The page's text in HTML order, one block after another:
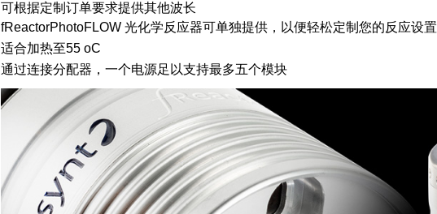
可根据定制订单要求提供其他波长
fReactorPhotoFLOW 光化学反应器可单独提供，以便轻松定制您的反应设置
适合加热至55 oC
通过连接分配器，一个电源足以支持最多五个模块